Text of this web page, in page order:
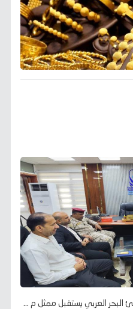
البحر العربي يستقبل ممثل م ...